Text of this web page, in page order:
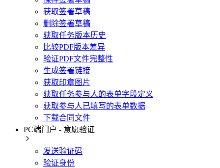
获取签署草稿
删除签署草稿
获取任务版本历史
比较PDF版本差异
验证PDF文件完整性
生成签署链接
获取印章图片
获取任务参与人的表单字段定义
获取参与人已填写的表单数据
下载合同文件
PC端门户 - 意愿验证
发送验证码
验证身份